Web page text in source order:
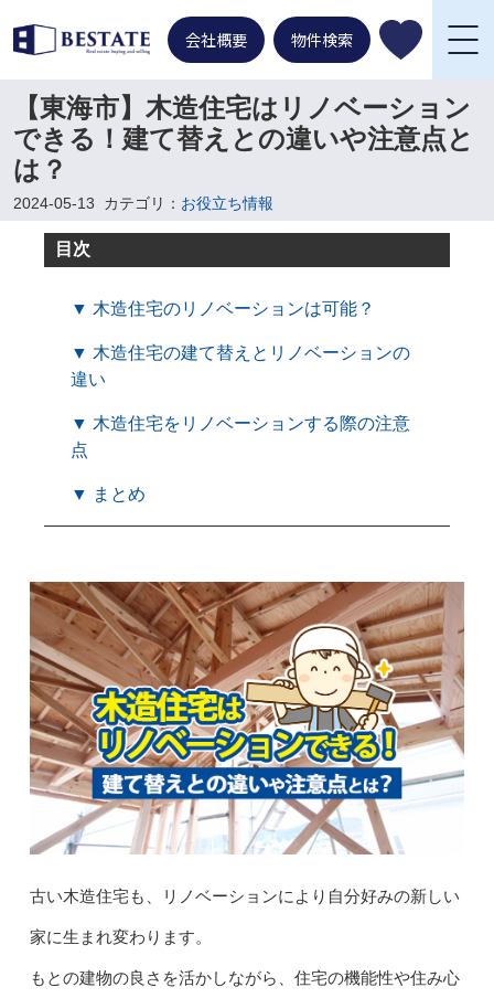
会社概要 物件検索
【東海市】木造住宅はリノベーション
できる！建て替えとの違いや注意点と
は？
2024-05-13 カテゴリ： お役立ち情報
目次
▼ 木造住宅のリノベーションは可能？
▼ 木造住宅の建て替えとリノベーションの
違い
▼ 木造住宅をリノベーションする際の注意
点
▼ まとめ
古い木造住宅も、リノベーションにより自分好みの新しい
家に生まれ変わります。
もとの建物の良さを活かしながら、住宅の機能性や住み心